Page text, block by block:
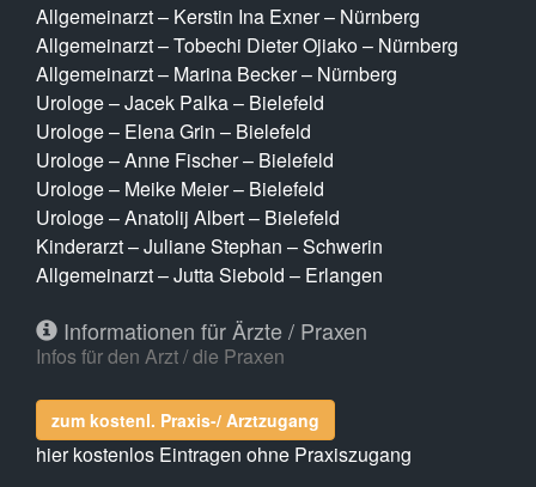
Allgemeinarzt – Kerstin Ina Exner – Nürnberg
Allgemeinarzt – Tobechi Dieter Ojiako – Nürnberg
Allgemeinarzt – Marina Becker – Nürnberg
Urologe – Jacek Palka – Bielefeld
Urologe – Elena Grin – Bielefeld
Urologe – Anne Fischer – Bielefeld
Urologe – Meike Meier – Bielefeld
Urologe – Anatolij Albert – Bielefeld
Kinderarzt – Juliane Stephan – Schwerin
Allgemeinarzt – Jutta Siebold – Erlangen
Informationen für Ärzte / Praxen
Infos für den Arzt / die Praxen
zum kostenl. Praxis-/ Arztzugang
hier kostenlos Eintragen ohne Praxiszugang